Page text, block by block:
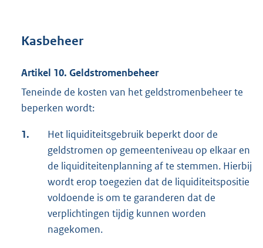
Kasbeheer
Artikel 10. Geldstromenbeheer
Teneinde de kosten van het geldstromenbeheer te
beperken wordt:
1.
Het liquiditeitsgebruik beperkt door de
geldstromen op gemeenteniveau op elkaar en
de liquiditeitenplanning af te stemmen. Hierbij
wordt erop toegezien dat de liquiditeitspositie
voldoende is om te garanderen dat de
verplichtingen tijdig kunnen worden
nagekomen.